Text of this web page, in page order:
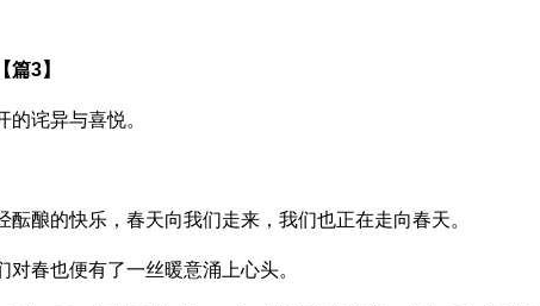
3】
诧异与喜悦。
酿的快乐，春天向我们走来，我们也正在走向春天。
春也便有了一丝暖意涌上心头。